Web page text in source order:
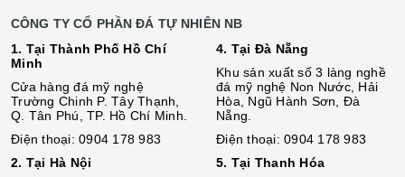
CÔNG TY CỔ PHẦN ĐÁ TỰ NHIÊN NB
1. Tại Thành Phố Hồ Chí
Minh
Cửa hàng đá mỹ nghệ
Trường Chinh P. Tây Thạnh,
Q. Tân Phú, TP. Hồ Chí Minh.
Điện thoại: 0904 178 983
2. Tại Hà Nội
4. Tại Đà Nẵng
Khu sản xuất số 3 làng nghề
đá mỹ nghệ Non Nước, Hải
Hòa, Ngũ Hành Sơn, Đà
Nẵng.
Điện thoại: 0904 178 983
5. Tại Thanh Hóa